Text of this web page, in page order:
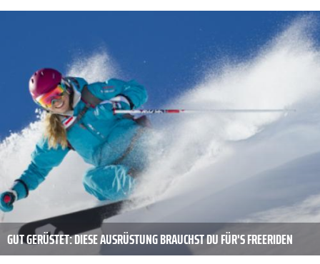
GUT GERÜSTET: DIESE AUSRÜSTUNG BRAUCHST DU FÜR'S FREERIDEN